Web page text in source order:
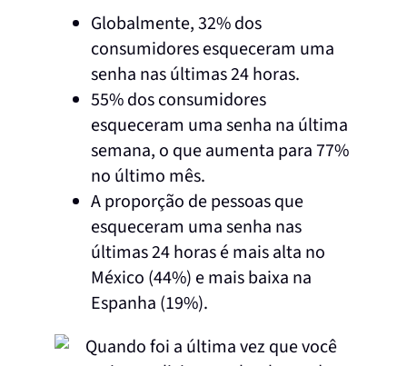
Globalmente, 32% dos
consumidores esqueceram uma
senha nas últimas 24 horas.
55% dos consumidores
esqueceram uma senha na última
semana, o que aumenta para 77%
no último mês.
A proporção de pessoas que
esqueceram uma senha nas
últimas 24 horas é mais alta no
México (44%) e mais baixa na
Espanha (19%).